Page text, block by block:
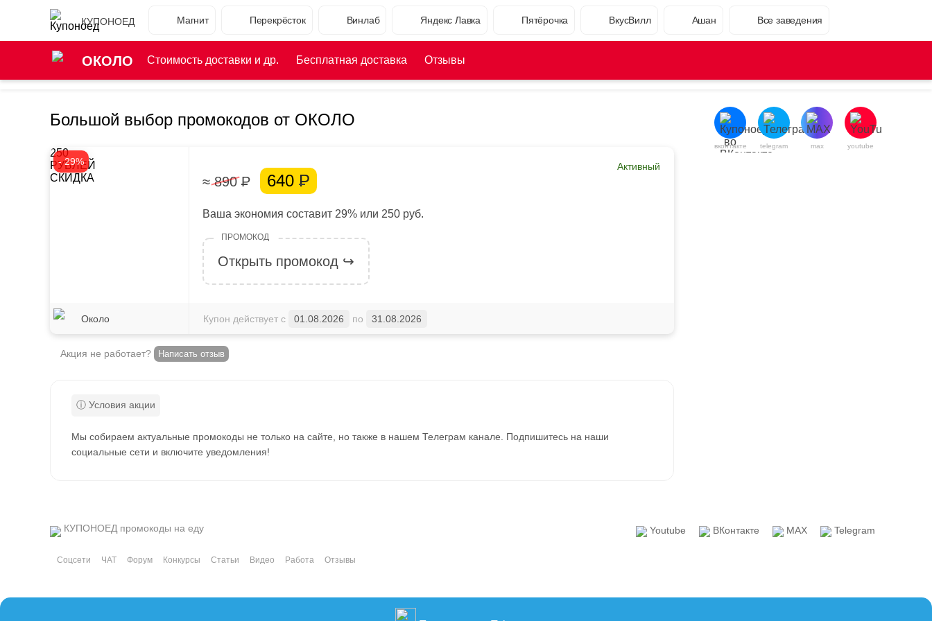
КУПОНОЕД Магнит Перекрёсток Винлаб Яндекс Лавка Пятёрочка ВкусВилл Ашан Все заведения
ОКОЛО Стоимость доставки и др. Бесплатная доставка Отзывы
Большой выбор промокодов от ОКОЛО
- 29%
250
РУБЛЕЙ
СКИДКА
Около
Активный
≈ 890Р 640 Р
Ваша экономия составит 29% или 250 руб.
Открыть промокод ↪
Купон действует с 01.08.2026 по 31.08.2026
Акция не работает? Написать отзыв
Мы собираем актуальные промокоды не только на сайте, но также в нашем Телеграм канале. Подпишитесь на наши
социальные сети и включите уведомления!
вконтакте telegram max youtube
КУПОНОЕД промокоды на еду Youtube ВКонтакте MAX Telegram
Соцсети ЧАТ Форум Конкурсы Статьи Видео Работа Отзывы